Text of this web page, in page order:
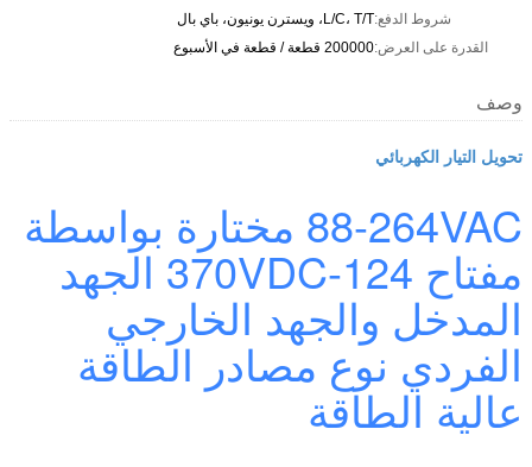
شروط الدفع:L/C، T/T، ويسترن يونيون، باي بال
القدرة على العرض:200000 قطعة / قطعة في الأسبوع
وصف
تحويل التيار الكهربائي
88-264VAC مختارة بواسطة
مفتاح 124-370VDC الجهد
المدخل والجهد الخارجي
الفردي نوع مصادر الطاقة
عالية الطاقة